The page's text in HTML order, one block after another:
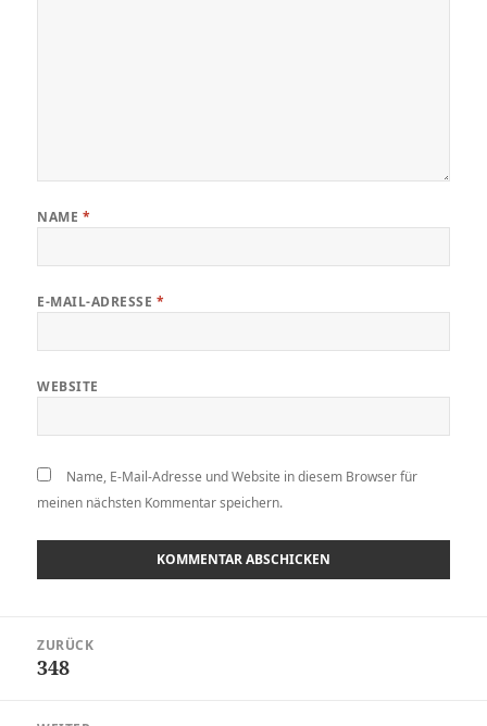
NAME *
E-MAIL-ADRESSE *
WEBSITE
Name, E-Mail-Adresse und Website in diesem Browser für
meinen nächsten Kommentar speichern.
ZURÜCK
Vorheriger
348